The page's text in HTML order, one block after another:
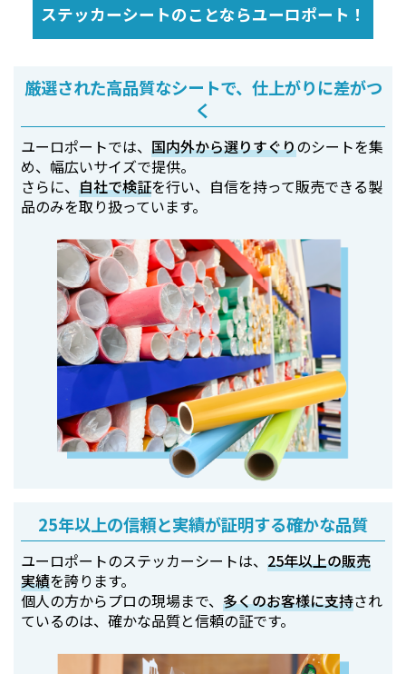
ステッカーシートのことならユーロポート！
厳選された高品質なシートで、仕上がりに差がつ
く
ユーロポートでは、国内外から選りすぐりのシートを集
め、幅広いサイズで提供。
さらに、自社で検証を行い、自信を持って販売できる製
品のみを取り扱っています。
25年以上の信頼と実績が証明する確かな品質
ユーロポートのステッカーシートは、25年以上の販売
実績を誇ります。
個人の方からプロの現場まで、多くのお客様に支持され
ているのは、確かな品質と信頼の証です。